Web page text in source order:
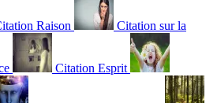
Raison Citation sur la
Citation Esprit